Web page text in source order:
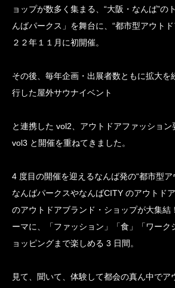
ョップが数多く集まる、“大阪・なんば”の
んばパークス」を舞台に、“都市型アウト
２２年１１月に初開催。
その後、毎年企画・出展者数ともに拡大を
行した屋外サウナイベント
と連携した vol2、アウトドアファッション
vol3 と開催を重ねてきました。
4 度目の開催を迎えるなんば発の“都市型ア
なんばパークスやなんばCITY のアウトド
のアウトドアブランド・ショップが大集結
ーマに、「ファッション」「食」「ワーク
ョッピングまで楽しめる 3 日間。
見て、聞いて、体験して都会の真ん中でア